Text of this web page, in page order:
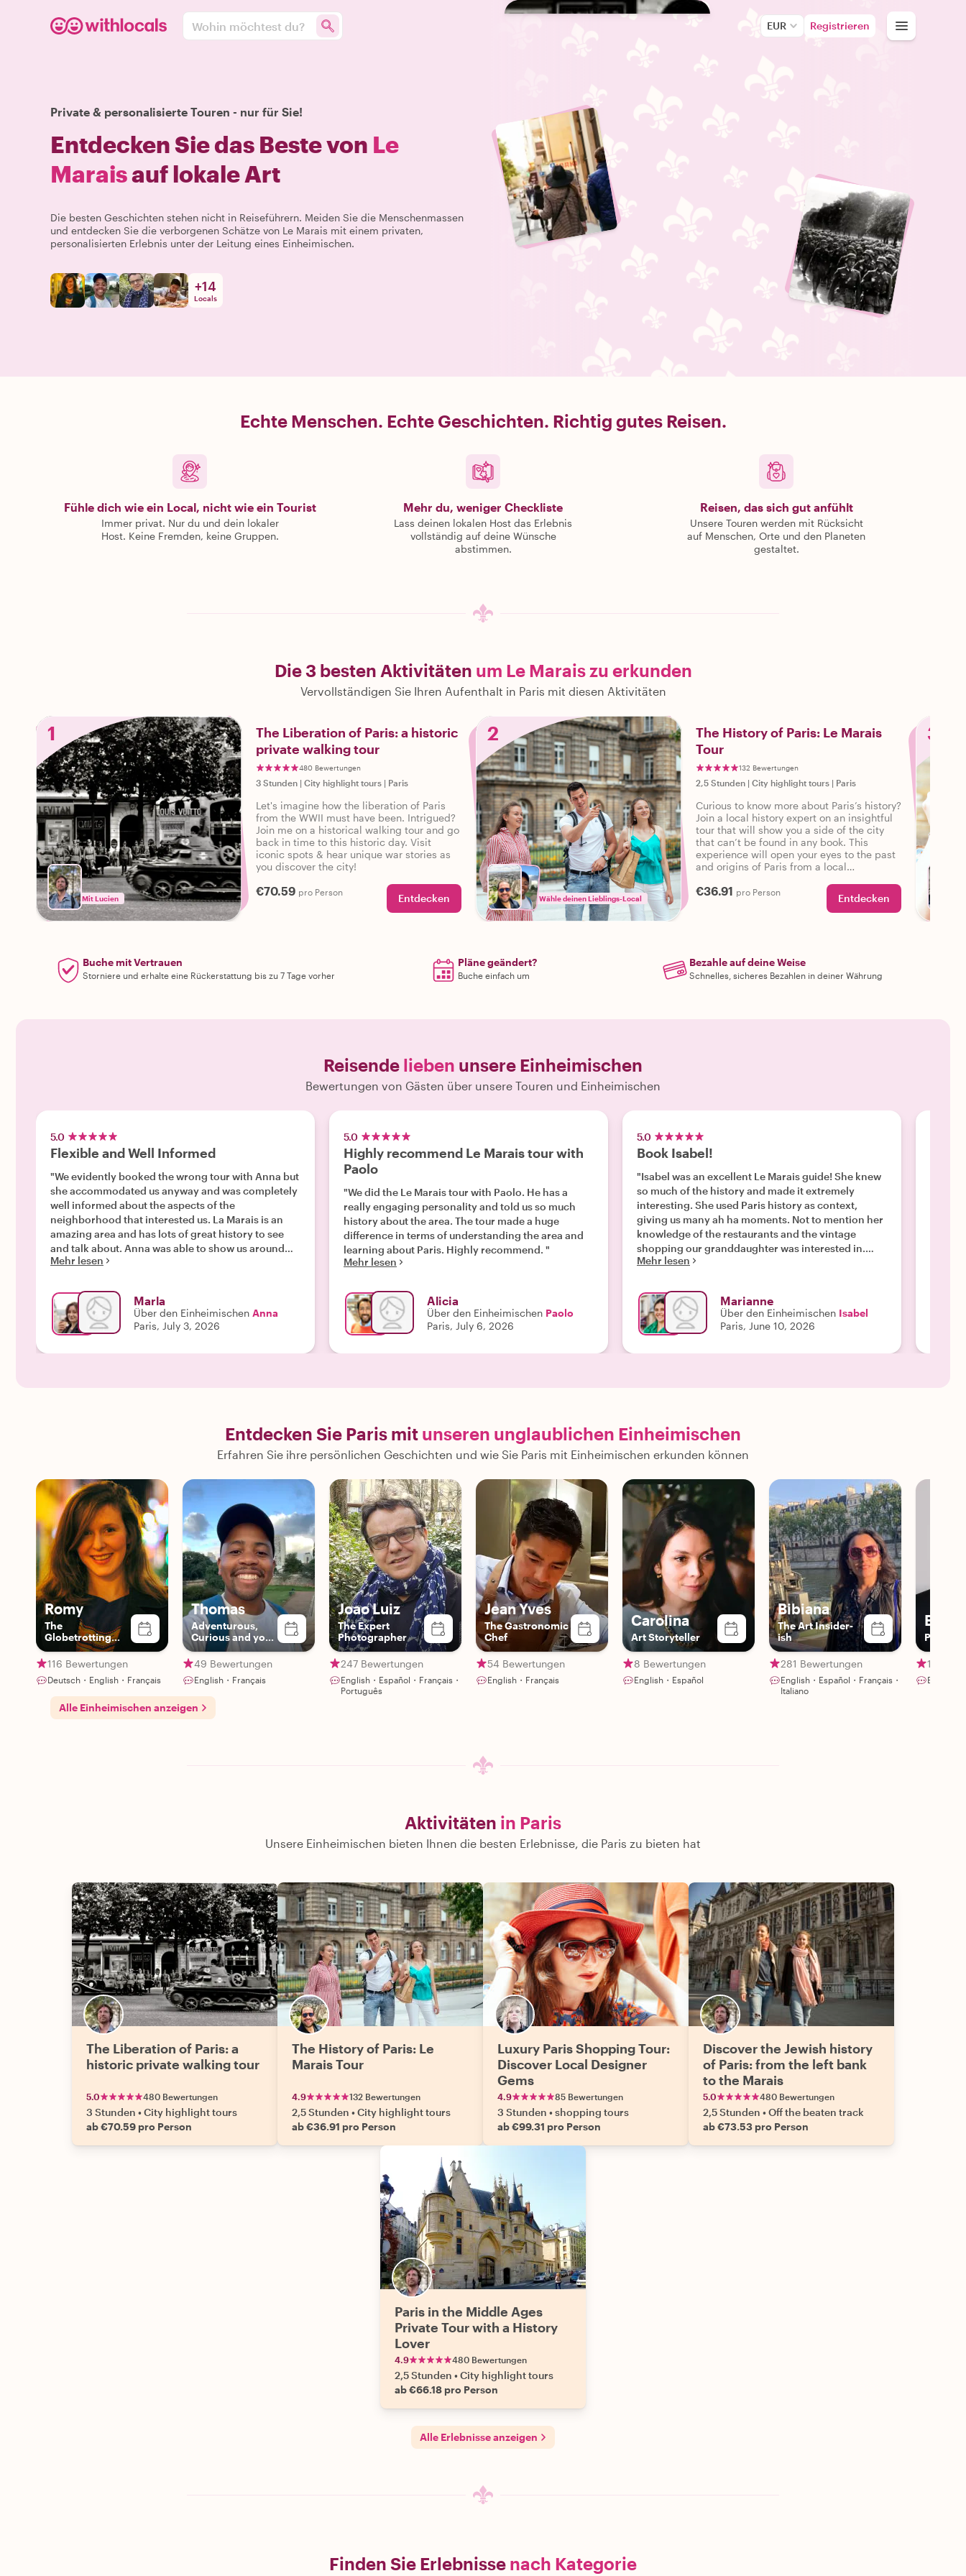
Wohin möchtest du? EUR Registrieren
Private & personalisierte Touren - nur für Sie!
Entdecken Sie das Beste von Le
Maraisauf lokale Art
Die besten Geschichten stehen nicht in Reiseführern. Meiden Sie die Menschenmassen
und entdecken Sie die verborgenen Schätze von Le Marais mit einem privaten,
personalisierten Erlebnis unter der Leitung eines Einheimischen.
+14
Locals
Echte Menschen. Echte Geschichten. Richtig gutes Reisen.
Fühle dich wie ein Local, nicht wie ein Tourist
Immer privat. Nur du und dein lokaler
Host. Keine Fremden, keine Gruppen.
Mehr du, weniger Checkliste
Lass deinen lokalen Host das Erlebnis
vollständig auf deine Wünsche
abstimmen.
Reisen, das sich gut anfühlt
Unsere Touren werden mit Rücksicht
auf Menschen, Orte und den Planeten
gestaltet.
Die 3 besten Aktivitäten um Le Marais zu erkunden
Vervollständigen Sie Ihren Aufenthalt in Paris mit diesen Aktivitäten
1
Mit Lucien
The Liberation of Paris: a historic
private walking tour
480 Bewertungen
3 Stunden | City highlight tours | Paris
Let's imagine how the liberation of Paris
from the WWII must have been. Intrigued?
Join me on a historical walking tour and go
back in time to this historic day. Visit
iconic spots & hear unique war stories as
you discover the city!
€70.59 pro Person Entdecken
2
Wähle deinen Lieblings-Local
The History of Paris: Le Marais
Tour
132 Bewertungen
2,5 Stunden | City highlight tours | Paris
Curious to know more about Paris’s history?
Join a local history expert on an insightful
tour that will show you a side of the city
that can’t be found in any book. This
experience will open your eyes to the past
and origins of Paris from a local
Le Marais.
€36.91 pro Person Entdecken
3
Buche mit Vertrauen
Storniere und erhalte eine Rückerstattung bis zu 7 Tage vorher
Pläne geändert?
Buche einfach um
Bezahle auf deine Weise
Schnelles, sicheres Bezahlen in deiner Währung
Reisende lieben unsere Einheimischen
Bewertungen von Gästen über unsere Touren und Einheimischen
5.0
Flexible and Well Informed
"We evidently booked the wrong tour with Anna but
she accommodated us anyway and was completely
well informed about the aspects of the
neighborhood that interested us. La Marais is an
amazing area and has lots of great history to see
and talk about. Anna was able to show us around
and intelligently discuss all of it."
Mehr lesen
Marla
Über den Einheimischen Anna
Paris, July 3, 2026
5.0
Highly recommend Le Marais tour with
Paolo
"We did the Le Marais tour with Paolo. He has a
really engaging personality and told us so much
history about the area. The tour made a huge
difference in terms of understanding the area and
learning about Paris. Highly recommend. "
Mehr lesen
Alicia
Über den Einheimischen Paolo
Paris, July 6, 2026
5.0
Book Isabel!
"Isabel was an excellent Le Marais guide! She knew
so much of the history and made it extremely
interesting. She used Paris history as context,
giving us many ah ha moments. Not to mention her
knowledge of the restaurants and the vintage
shopping our granddaughter was interested in.
Don’t miss out on Isabel’s Le Marais knowledge &
Mehr lesen
Marianne
Über den Einheimischen Isabel
Paris, June 10, 2026
Entdecken Sie Paris mit unseren unglaublichen Einheimischen
Erfahren Sie ihre persönlichen Geschichten und wie Sie Paris mit Einheimischen erkunden können
Romy
The
Globetrotting
Gourmet
116 Bewertungen
Deutsch・English・Français
Thomas
Adventurous,
Curious and your
Gateway to Paris
49 Bewertungen
English・Français
Joao Luiz
The Expert
Photographer
247 Bewertungen
English・Español・Français・
Português
Jean Yves
The Gastronomic
Chef
54 Bewertungen
English・Français
Carolina
Art Storyteller
8 Bewertungen
English・Español
Bibiana
The Art Insider-
ish
281 Bewertungen
English・Español・Français・
Italiano
Private
19
English
Alle Einheimischen anzeigen
Aktivitäten in Paris
Unsere Einheimischen bieten Ihnen die besten Erlebnisse, die Paris zu bieten hat
The Liberation of Paris: a
historic private walking tour
5.0 480 Bewertungen
3 Stunden •City highlight tours
ab €70.59 pro Person
The History of Paris: Le
Marais Tour
4.9 132 Bewertungen
2,5 Stunden •City highlight tours
ab €36.91 pro Person
Luxury Paris Shopping Tour:
Discover Local Designer
Gems
4.9 85 Bewertungen
3 Stunden •shopping tours
ab €99.31 pro Person
Discover the Jewish history
of Paris: from the left bank
to the Marais
5.0 480 Bewertungen
2,5 Stunden •Off the beaten track
ab €73.53 pro Person
Paris in the Middle Ages
Private Tour with a History
Lover
4.9 480 Bewertungen
2,5 Stunden •City highlight tours
ab €66.18 pro Person
Alle Erlebnisse anzeigen
Finden Sie Erlebnisse nach Kategorie